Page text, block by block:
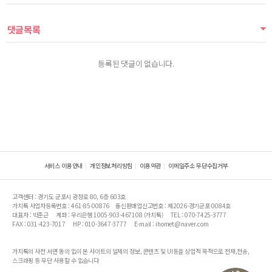
댓글목록
등록된 댓글이 없습니다.
서비스 이용안내 개인정보처리방침 이용약관 이메일주소 무단수집거부
고객센터 : 경기도 군포시 광정로 80, 6층 603호
가치톡 사업자등록번호 : 461-85-00876
통신판매업신고번호 : 제2026-경기군포-0084호
대표자 : 박준근
계좌 : 우리은행 1005-903-467108 (가치톡)
TEL : 070-7425-3777
FAX : 031-423-7017
HP : 010-3647-3777 E-mail : ihomet@naver.com
가치톡의 사전 서면 동의 없이 본 사이트의 일체의 정보, 콘텐츠 및 UI등을 상업적 목적으로 전재,전송,
스크래핑 등 무단 사용할 수 없습니다